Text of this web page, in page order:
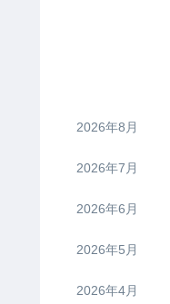
2026年8月
2026年7月
2026年6月
2026年5月
2026年4月